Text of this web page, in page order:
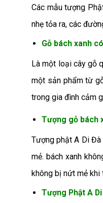
Các mẫu tượng
nhẹ tỏa ra, các
Gỗ bách xanh
Là một loại cây gỗ
một sản phẩm từ
trong gia đình cảm
Tượng gỗ bách
Tượng phật A Di Đà
mẻ. bách xanh
không bị nứt mẻ khi
Tượng Phật A